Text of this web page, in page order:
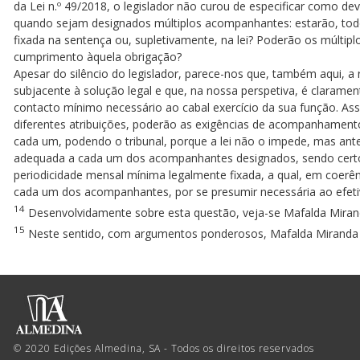
da Lei n.º 49/2018, o legislador não curou de especificar como
quando sejam designados múltiplos acompanhantes: estarão,
fixada na sentença ou, supletivamente, na lei? Poderão os
cumprimento àquela obrigação?
Apesar do silêncio do legislador, parece-nos que, também aqui,
subjacente à solução legal e que, na nossa perspetiva, é
contacto mínimo necessário ao cabal exercício da sua função.
diferentes atribuições, poderão as exigências de
cada um, podendo o tribunal, porque a lei não o impede, mas
adequada a cada um dos acompanhantes designados, sendo
periodicidade mensal mínima legalmente fixada, a qual, em
cada um dos acompanhantes, por se presumir necessária ao
14 Desenvolvidamente sobre esta questão, veja-se Mafalda
15 Neste sentido, com argumentos ponderosos, Mafalda
© 2020 Edições Almedina, SA - Todos os direitos reservados